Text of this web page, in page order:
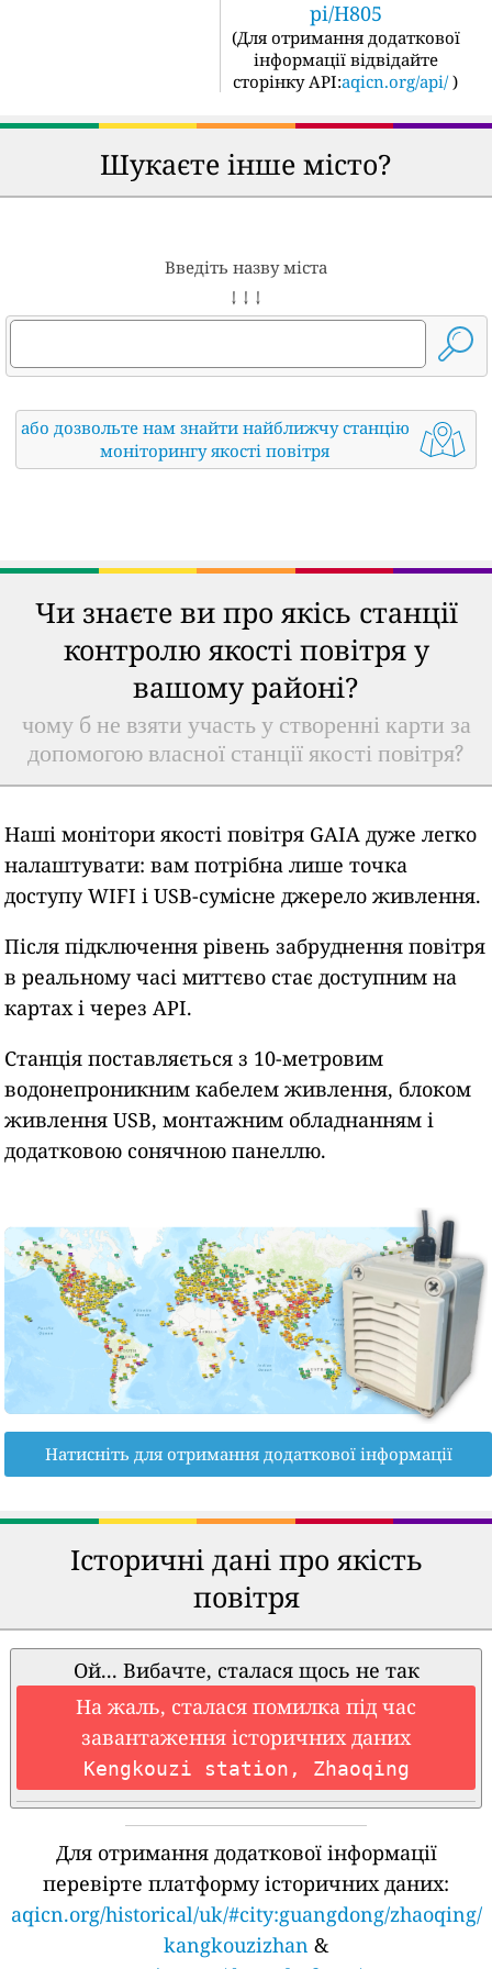
pi/H805
(Для отримання додаткової
інформації відвідайте
сторінку API:aqicn.org/api/ )
Шукаєте інше місто?
Введіть назву міста
↓ ↓ ↓
або дозвольте нам знайти найближчу станцію
моніторингу якості повітря
Чи знаєте ви про якісь станції
контролю якості повітря у
вашому районі?
чому б не взяти участь у створенні карти за
допомогою власної станції якості повітря?
Наші монітори якості повітря GAIA дуже легко
налаштувати: вам потрібна лише точка
доступу WIFI і USB-сумісне джерело живлення.
Після підключення рівень забруднення повітря
в реальному часі миттєво стає доступним на
картах і через API.
Станція поставляється з 10-метровим
водонепроникним кабелем живлення, блоком
живлення USB, монтажним обладнанням і
додатковою сонячною панеллю.
Натисніть для отримання додаткової інформації
Історичні дані про якість
повітря
Ой... Вибачте, сталася щось не так
На жаль, сталася помилка під час
завантаження історичних даних
Kengkouzi station, Zhaoqing
Для отримання додаткової інформації
перевірте платформу історичних даних:
aqicn.org/historical/uk/#city:guangdong/zhaoqing/
kangkouzizhan &